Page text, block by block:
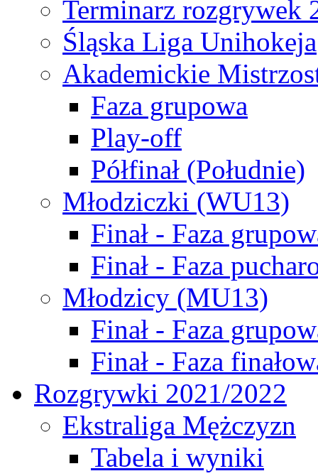
Terminarz rozgrywek
Śląska Liga Unihokeja
Akademickie
Faza grupowa
Play-off
Półfinał (Południe)
Młodziczki (WU13)
Finał - Faza
Finał - Faza
Młodzicy (MU13)
Finał - Faza
Finał - Faza
Rozgrywki 2021/2022
Ekstraliga Mężczyzn
Tabela i wyniki